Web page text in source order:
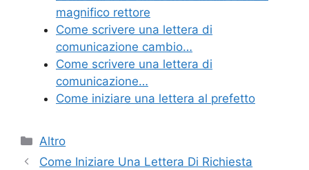
o
o
k
magnifico rettore
Come scrivere una lettera di
comunicazione cambio…
Come scrivere una lettera di
comunicazione…
Come iniziare una lettera al prefetto
Categorie
Altro
Come Iniziare Una Lettera Di Richiesta